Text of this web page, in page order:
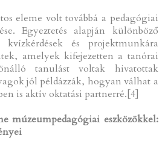
eleme volt továbbá a pedagógiai
Egyeztetés alapján különböző
kvízkérdések és projektmunkára
amelyek kifejezetten a tanórai
tanulást voltak hivatottak
jól példázzák, hogyan válhat a
is aktív oktatási partnerré.[4]
múzeumpedagógiai eszközökkel: